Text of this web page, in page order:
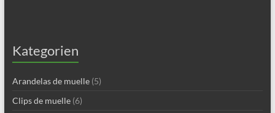
Kategorien
Arandelas de muelle(5)
Clips de muelle(6)